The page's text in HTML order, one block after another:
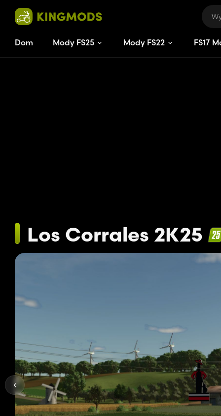
Dom Mody FS25 Mody FS22 FS17
Los Corrales 2K25